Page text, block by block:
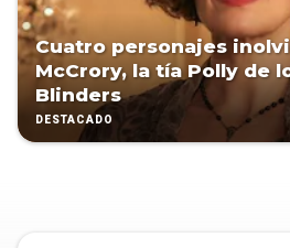
Cuatro personajes
McCrory, la tía Polly de
Blinders
DESTACADO